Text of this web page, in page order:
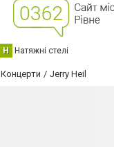
Н Натяжні стелі
Концерти Jerry Heil